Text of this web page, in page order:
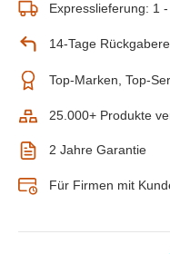
Expresslieferung: 1
14-Tage
Top-Marken, Top-
25.000+ Produkte
2 Jahre Garantie
Für Firmen mit